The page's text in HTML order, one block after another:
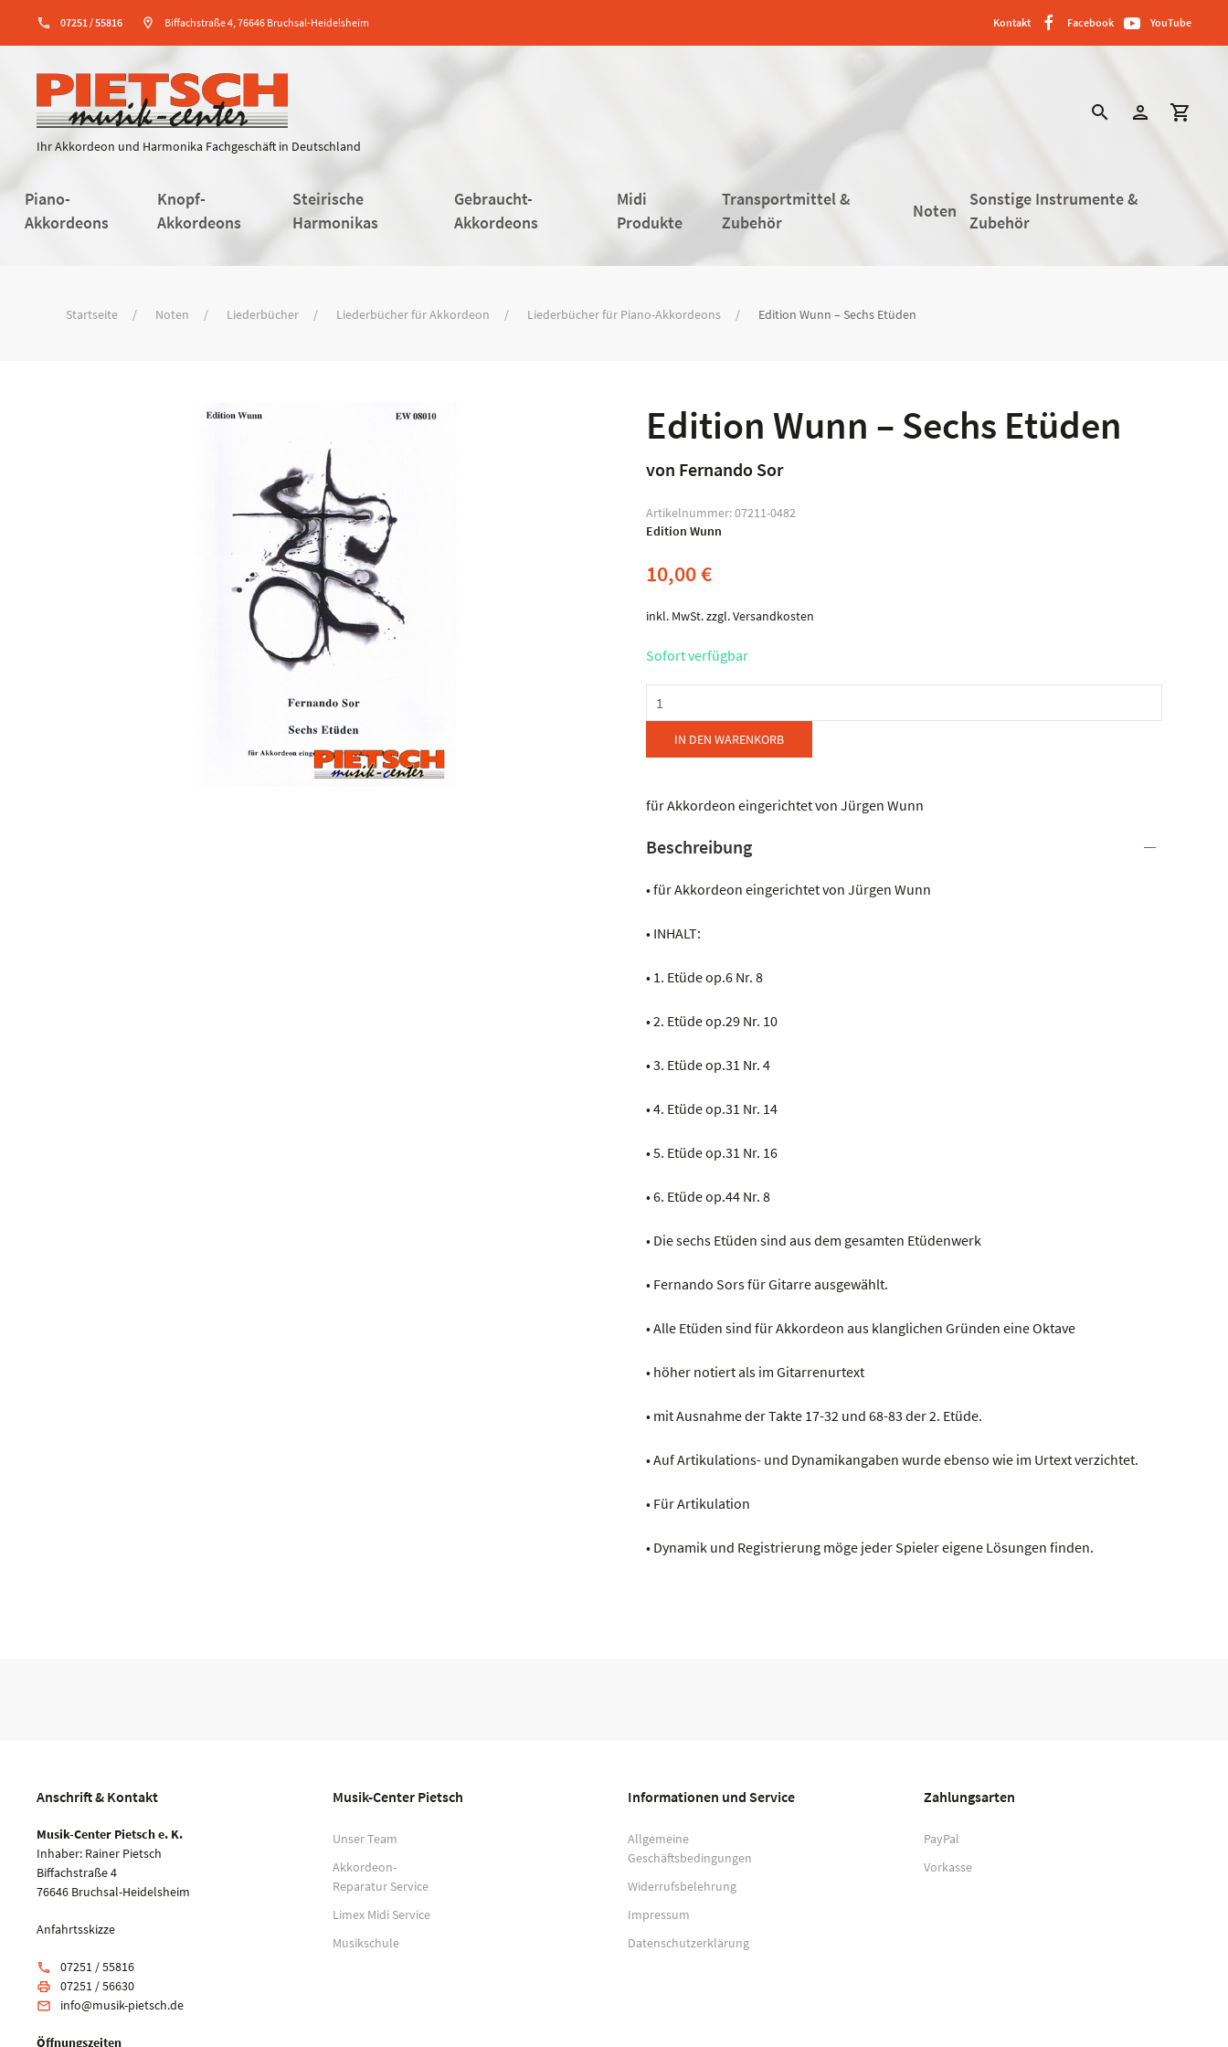
phone 07251 / 55816 location_on Biffachstraße 4, 76646 Bruchsal-Heidelsheim Kontakt Facebook YouTube
Ihr Akkordeon und Harmonika Fachgeschäft in Deutschland
search person shopping_cart
Piano-
Akkordeons
Knopf-
Akkordeons
Steirische
Harmonikas
Gebraucht-
Akkordeons
Midi
Produkte
Transportmittel &
Zubehör
Noten
Sonstige Instrumente &
Zubehör
Startseite Noten Liederbücher Liederbücher für Akkordeon Liederbücher für Piano-Akkordeons Edition Wunn – Sechs Etüden
Edition Wunn – Sechs Etüden
von Fernando Sor
Artikelnummer:07211-0482
Edition Wunn
10,00€
inkl. MwSt.zzgl.Versandkosten
Sofort verfügbar
Edition
Wunn
Sechs
Menge
IN DEN WARENKORB
für Akkordeon eingerichtet von Jürgen Wunn
Beschreibung
• für Akkordeon eingerichtet von Jürgen Wunn
• INHALT:
• 1. Etüde op.6 Nr. 8
• 2. Etüde op.29 Nr. 10
• 3. Etüde op.31 Nr. 4
• 4. Etüde op.31 Nr. 14
• 5. Etüde op.31 Nr. 16
• 6. Etüde op.44 Nr. 8
• Die sechs Etüden sind aus dem gesamten Etüdenwerk
• Fernando Sors für Gitarre ausgewählt.
• Alle Etüden sind für Akkordeon aus klanglichen Gründen eine Oktave
• höher notiert als im Gitarrenurtext
• mit Ausnahme der Takte 17-32 und 68-83 der 2. Etüde.
• Auf Artikulations- und Dynamikangaben wurde ebenso wie im Urtext verzichtet.
• Für Artikulation
• Dynamik und Registrierung möge jeder Spieler eigene Lösungen finden.
Anschrift & Kontakt
Musik-Center Pietsch e. K.
Inhaber: Rainer Pietsch
Biffachstraße 4
76646 Bruchsal-Heidelsheim
Anfahrtsskizze
phone 07251 / 55816
print 07251 / 56630
email info@musik-pietsch.de
Öffnungszeiten
Musik-Center Pietsch
Unser Team
Akkordeon-
Reparatur Service
Limex Midi Service
Musikschule
Informationen und Service
Allgemeine
Geschäftsbedingungen
Widerrufsbelehrung
Impressum
Datenschutzerklärung
Zahlungsarten
PayPal
Vorkasse